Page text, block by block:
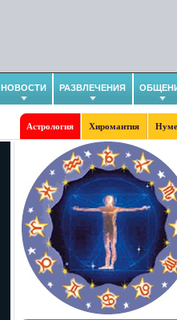
НОВОСТИ РАЗВЛЕЧЕНИЯ
Астрология Хиромантия